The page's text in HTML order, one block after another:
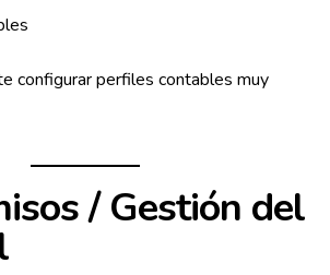
configurar perfiles contables muy
/ Gestión del